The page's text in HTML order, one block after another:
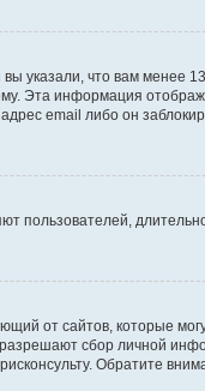
указали, что вам менее
Эта информация
email либо он
пользователей,
от сайтов, которые
сбор личной
Обратите